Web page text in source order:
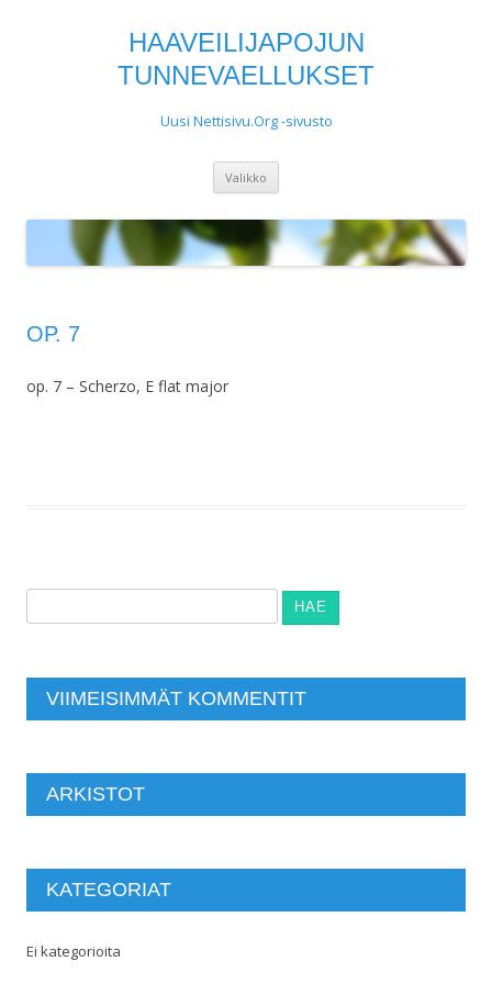
HAAVEILIJAPOJUN
TUNNEVAELLUKSET
Uusi Nettisivu.Org -sivusto
Valikko
OP. 7
op. 7 – Scherzo, E flat major
VIIMEISIMMÄT KOMMENTIT
ARKISTOT
KATEGORIAT
Ei kategorioita